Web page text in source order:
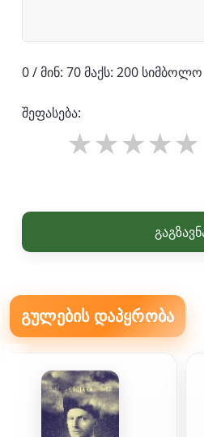
0 / მინ: 70 მაქს: 200 სიმბოლო
შეფასება:
გულების დაპყრობა